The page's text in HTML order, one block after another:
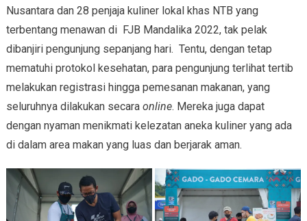
Nusantara dan 28 penjaja kuliner lokal khas NTB yang
terbentang menawan di FJB Mandalika 2022, tak pelak
dibanjiri pengunjung sepanjang hari. Tentu, dengan tetap
mematuhi protokol kesehatan, para pengunjung terlihat tertib
melakukan registrasi hingga pemesanan makanan, yang
seluruhnya dilakukan secara online. Mereka juga dapat
dengan nyaman menikmati kelezatan aneka kuliner yang ada
di dalam area makan yang luas dan berjarak aman.